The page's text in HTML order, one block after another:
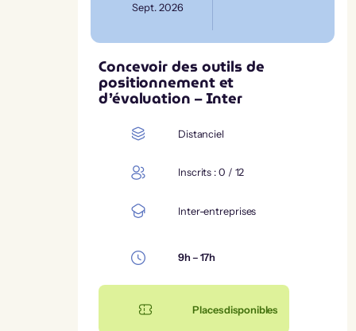
Sept. 2026
Concevoir des outils de
positionnement et
d’évaluation – Inter
Distanciel
Inscrits : 0 / 12
Inter-entreprises
9h – 17h
Places disponibles